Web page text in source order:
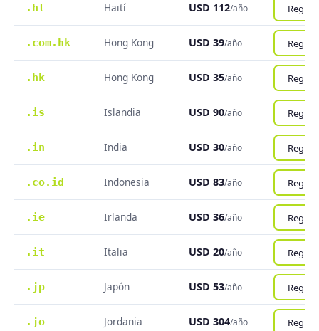
.ht Haití USD 112/año
.com.hk Hong Kong USD 39/año
.hk Hong Kong USD 35/año
.is Islandia USD 90/año
.in India USD 30/año
.co.id Indonesia USD 83/año
.ie Irlanda USD 36/año
.it Italia USD 20/año
.jp Japón USD 53/año
.jo Jordania USD 304/año